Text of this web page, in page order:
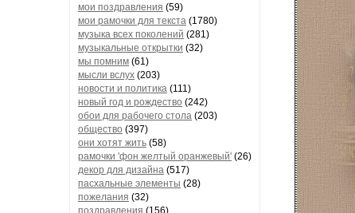
мои поздравления (59)
мои рамочки для текста (1780)
музыка всех поколений (281)
музыкальные открытки (32)
мы помним (61)
мысли вслух (203)
новости и политика (111)
новый год и рождество (242)
обои для рабочего стола (203)
общество (397)
они хотят жить (58)
рамочки 'фон желтый оранжевый' (26)
декор для дизайна (517)
пасхальные элементы (28)
пожелания (32)
поздравления (156)